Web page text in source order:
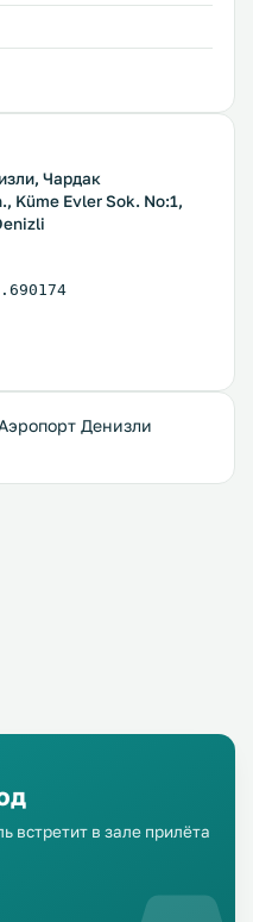
Чардак
Küme Evler Sok. No:1,
встретит в зале прилёта